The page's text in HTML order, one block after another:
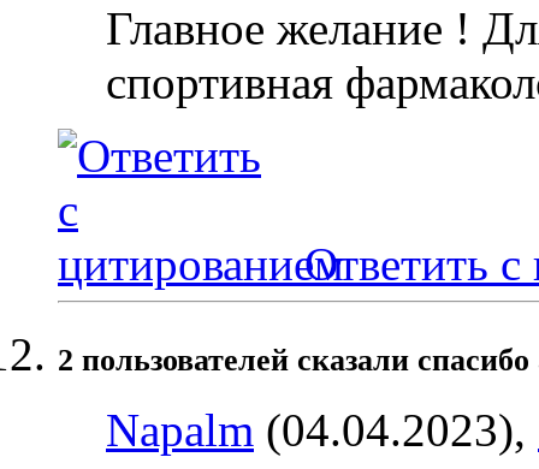
Главное желание !
спортивная
Ответить с
2 пользователей сказали
Napalm (04.04.2023),